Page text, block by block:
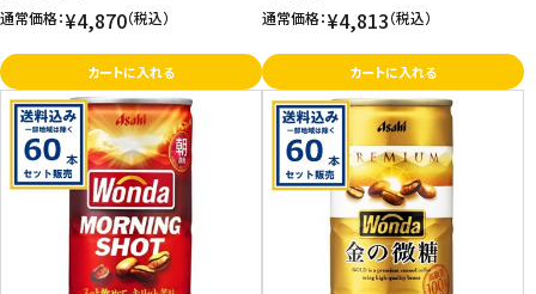
通常価格：¥4,870（税込）
カートに入れる
通常価格：¥4,813（税込）
カートに入れる